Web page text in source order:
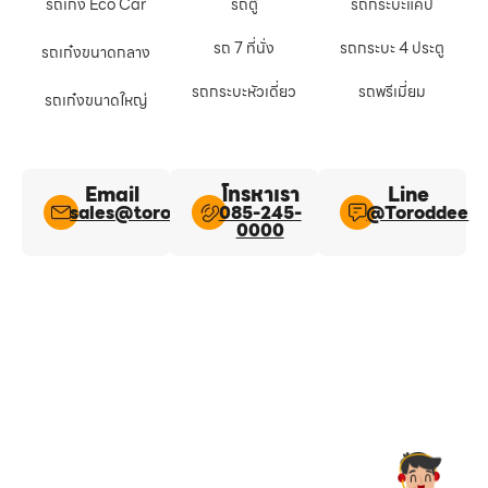
รถเก๋งขนาดกลาง
รถเก๋งขนาดใหญ่
รถ 7 ที่นั่ง
รถกระบะหัวเดี่ยว
รถกระบะ 4 ประตู
รถพรีเมี่ยม
Email
sales@toroddee.com
โทรหาเรา
085-245-
0000
Line​
@Toroddee​